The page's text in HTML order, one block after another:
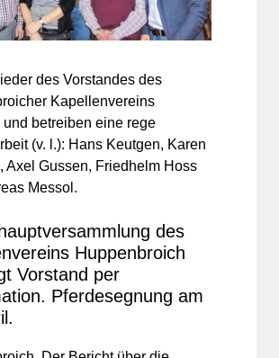
des Vorstandes des
Kapellenvereins
und betreiben eine rege
(v. l.): Hans Keutgen, Karen
Axel Gussen, Friedhelm Hoss
Messol.
des
Huppenbroich
Vorstand per
Pferdesegnung am